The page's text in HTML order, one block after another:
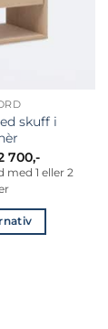
skuff i
700,-Prisområde:
2
200,-
2
med 1 eller 2